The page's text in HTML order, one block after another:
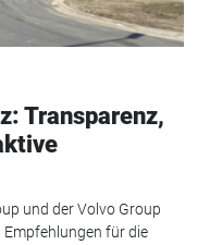
Transparenz,
und der Volvo Group
für die